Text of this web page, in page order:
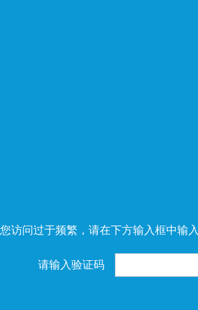
访问过于频繁，请在下方输入框中输入
请输入验证码